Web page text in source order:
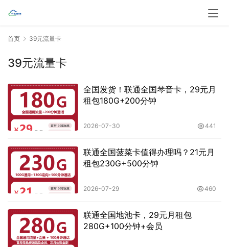
首页 39元流量卡
39元流量卡
全国发货！联通全国琴音卡，29元月
租包180G+200分钟
2026-07-30 441
联通全国菠菜卡值得办理吗？21元月
租包230G+500分钟
2026-07-29 460
联通全国地池卡，29元月租包
280G+100分钟+会员